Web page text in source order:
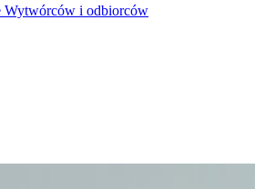
Wytwórców i odbiorców